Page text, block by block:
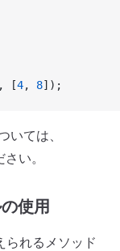
, [4, 8]);
いては、
い。
使用
られるメソッド